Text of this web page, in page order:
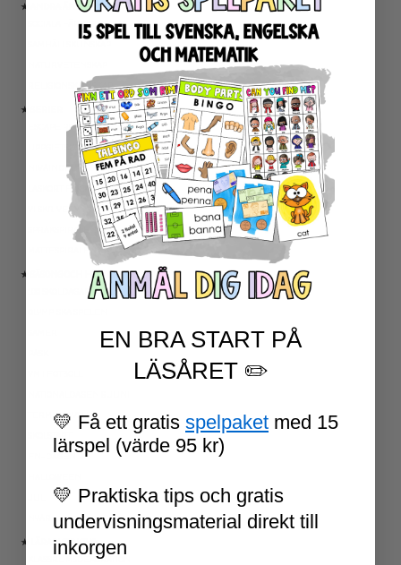
★ ANDRA ÄMNEN
SOCIALA FÄRDIGHETER
RELIGIONSKUNSKAP
★ SERIER
ESCAPE ROOMS
UPPGIFTSKORT SVENSKA
NIVÅINDELADE LÄSTEXTER
LÄSKORT FAKTA
VI SKRIVER
SPRÅKSPIRALEN
MATTESPIRALEN
★ SÄSONG OCH HÖGTIDER
100 SKOLDAGAR
TERMINSAVSLUT
★ LÄRARVERKTYG
KLASSRUMSDEKORATION
EN BRA START PÅ
LÄSÅRET ✏️
💛 Få ett gratis spelpaket med 15
lärspel (värde 95 kr)
💛 Praktiska tips och gratis
undervisningsmaterial direkt till
inkorgen